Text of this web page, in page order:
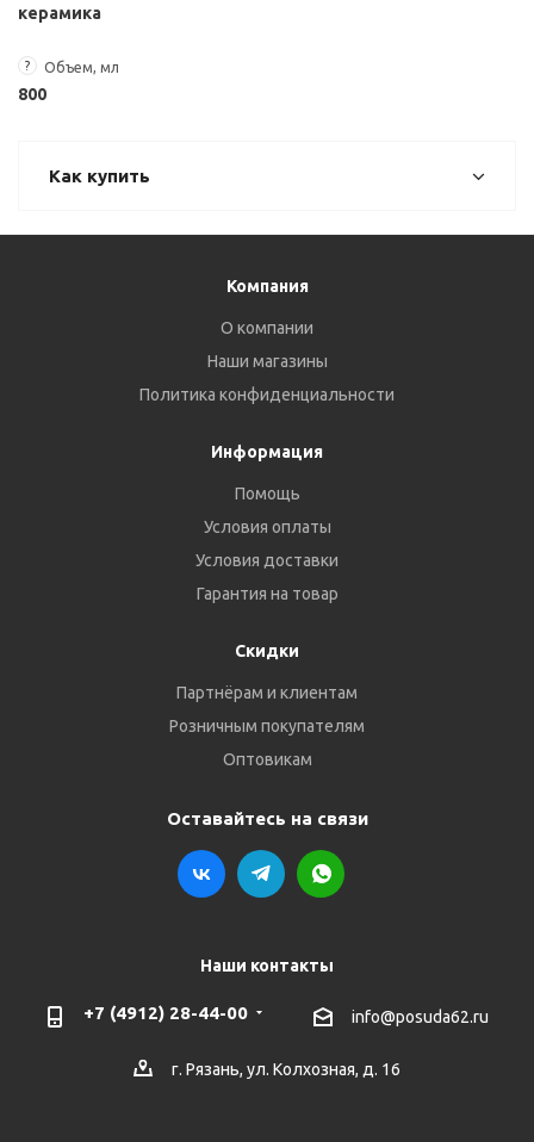
керамика
? Объем, мл
800
Как купить
Компания
О компании
Наши магазины
Политика конфиденциальности
Информация
Помощь
Условия оплаты
Условия доставки
Гарантия на товар
Скидки
Партнёрам и клиентам
Розничным покупателям
Оптовикам
Оставайтесь на связи
Наши контакты
+7 (4912) 28-44-00 info@posuda62.ru
г. Рязань, ул. Колхозная, д. 16